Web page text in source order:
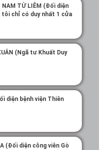
NAM TỪ LIÊM (Đối diện
tôi chỉ có duy nhất 1 cửa
(Ngã tư Khuất Duy
diện bệnh viện Thiên
(Đối diện công viên Gò